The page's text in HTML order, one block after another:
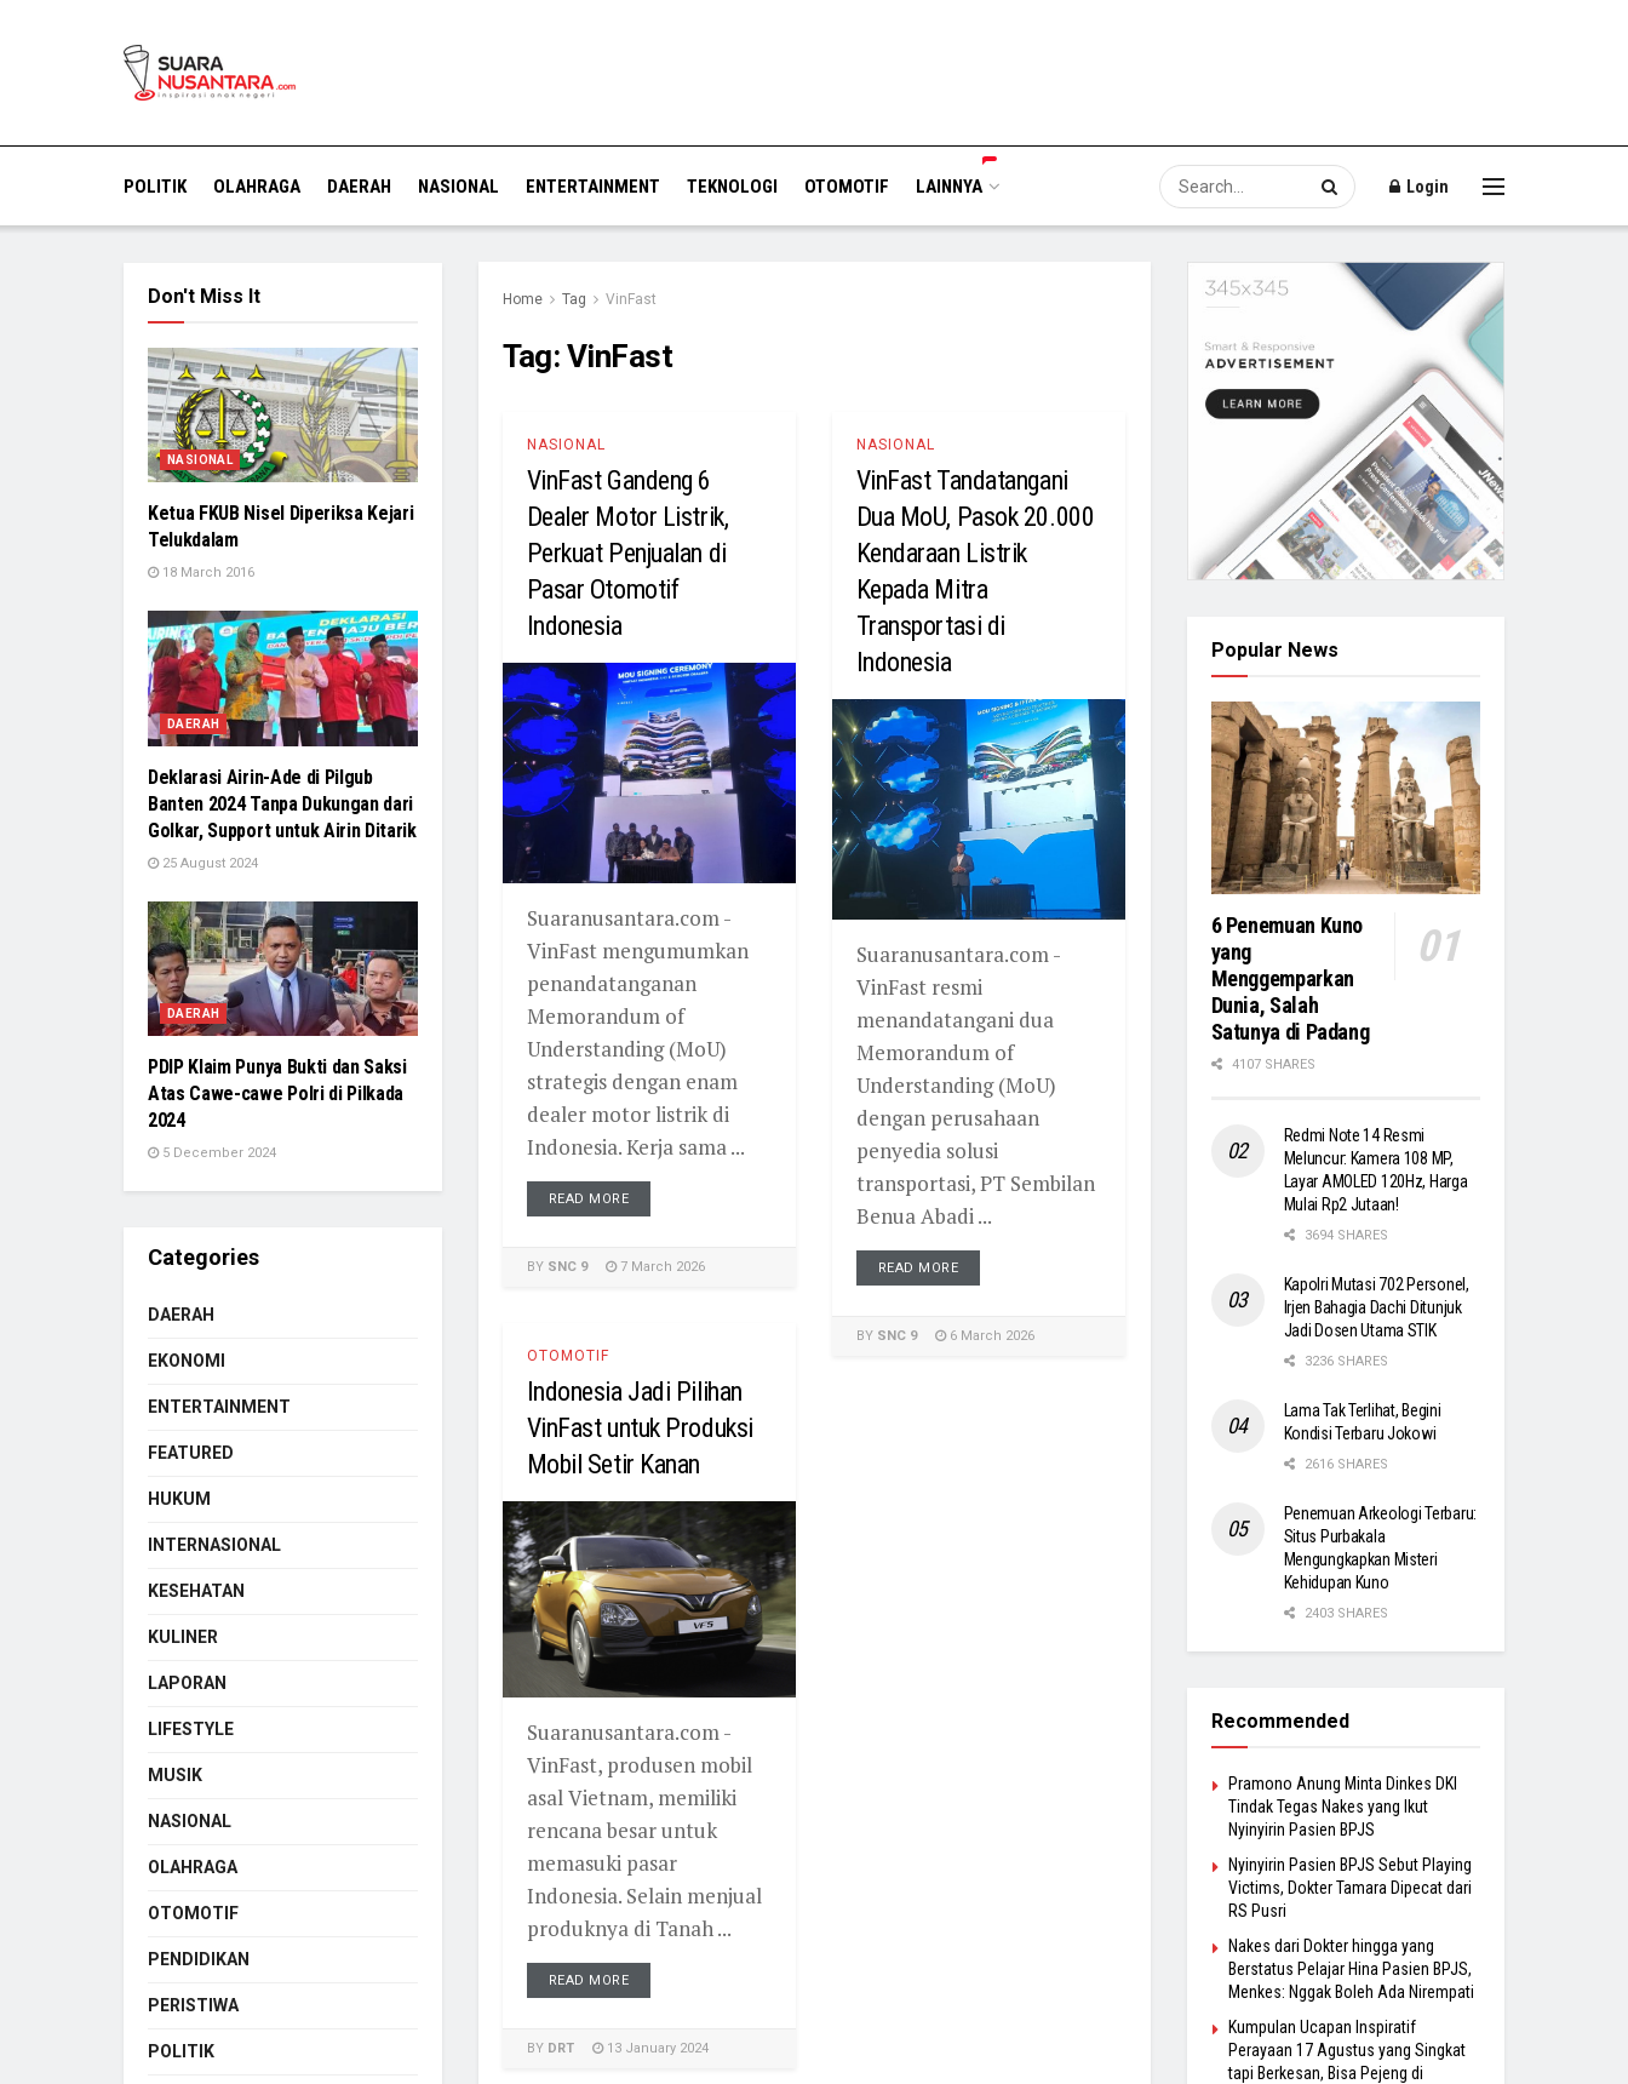
POLITIK OLAHRAGA DAERAH NASIONAL ENTERTAINMENT TEKNOLOGI OTOMOTIF LAINNYA Login
Home Tag VinFast
Tag: VinFast
NASIONAL
VinFast Gandeng 6
Dealer Motor Listrik,
Perkuat Penjualan di
Pasar Otomotif
Indonesia
Suaranusantara.com -
VinFast mengumumkan
penandatanganan
Memorandum of
Understanding (MoU)
strategis dengan enam
dealer motor listrik di
Indonesia. Kerja sama ...
READ MORE
BY SNC 9 7 March 2026
NASIONAL
VinFast Tandatangani
Dua MoU, Pasok 20.000
Kendaraan Listrik
Kepada Mitra
Transportasi di
Indonesia
Suaranusantara.com -
VinFast resmi
menandatangani dua
Memorandum of
Understanding (MoU)
dengan perusahaan
penyedia solusi
transportasi, PT Sembilan
Benua Abadi ...
READ MORE
BY SNC 9 6 March 2026
OTOMOTIF
Indonesia Jadi Pilihan
VinFast untuk Produksi
Mobil Setir Kanan
Suaranusantara.com -
VinFast, produsen mobil
asal Vietnam, memiliki
rencana besar untuk
memasuki pasar
Indonesia. Selain menjual
produknya di Tanah ...
READ MORE
BY DRT 13 January 2024
Don't Miss It
NASIONAL
Ketua FKUB Nisel Diperiksa Kejari
Telukdalam
18 March 2016
DAERAH
Deklarasi Airin-Ade di Pilgub
Banten 2024 Tanpa Dukungan dari
Golkar, Support untuk Airin Ditarik
25 August 2024
DAERAH
PDIP Klaim Punya Bukti dan Saksi
Atas Cawe-cawe Polri di Pilkada
2024
5 December 2024
Categories
DAERAH
EKONOMI
ENTERTAINMENT
FEATURED
HUKUM
INTERNASIONAL
KESEHATAN
KULINER
LAPORAN
LIFESTYLE
MUSIK
NASIONAL
OLAHRAGA
OTOMOTIF
PENDIDIKAN
PERISTIWA
POLITIK
Popular News
6 Penemuan Kuno
yang
Menggemparkan
Dunia, Salah
Satunya di Padang
4107 SHARES
Redmi Note 14 Resmi
Meluncur: Kamera 108 MP,
Layar AMOLED 120Hz, Harga
Mulai Rp2 Jutaan!
3694 SHARES
Kapolri Mutasi 702 Personel,
Irjen Bahagia Dachi Ditunjuk
Jadi Dosen Utama STIK
3236 SHARES
Lama Tak Terlihat, Begini
Kondisi Terbaru Jokowi
2616 SHARES
Penemuan Arkeologi Terbaru:
Situs Purbakala
Mengungkapkan Misteri
Kehidupan Kuno
2403 SHARES
Recommended
Pramono Anung Minta Dinkes DKI
Tindak Tegas Nakes yang Ikut
Nyinyirin Pasien BPJS
Nyinyirin Pasien BPJS Sebut Playing
Victims, Dokter Tamara Dipecat dari
RS Pusri
Nakes dari Dokter hingga yang
Berstatus Pelajar Hina Pasien BPJS,
Menkes: Nggak Boleh Ada Nirempati
Kumpulan Ucapan Inspiratif
Perayaan 17 Agustus yang Singkat
tapi Berkesan, Bisa Pejeng di